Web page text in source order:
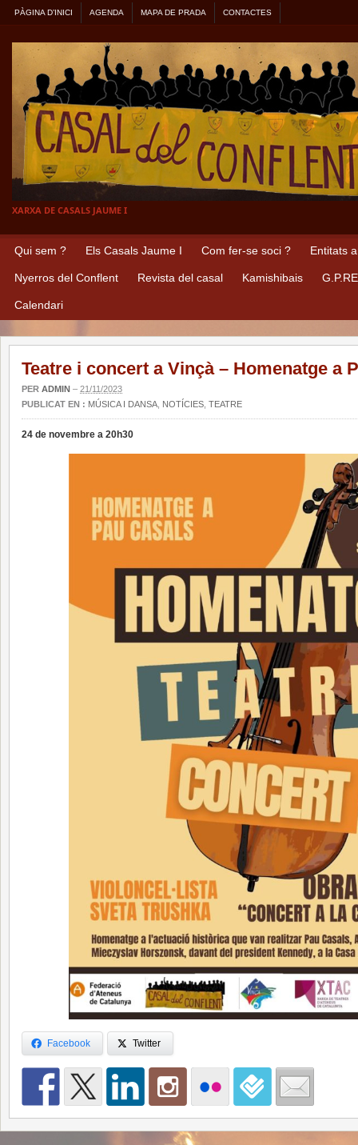
PÀGINA D’INICI AGENDA MAPA DE PRADA CONTACTES
XARXA DE CASALS JAUME I
Qui sem ? Els Casals Jaume I Com fer-se soci ? Entitats
Nyerros del Conflent Revista del casal Kamishibais
Calendari
Teatre i concert a Vinçà – Homenatge a
PER ADMIN – 21/11/2023
PUBLICAT EN : MÚSICA I DANSA NOTÍCIES TEATRE
24 de novembre a 20h30
Facebook Twitter